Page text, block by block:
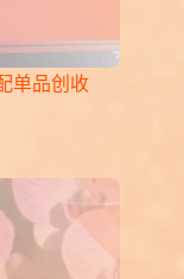
单品创收